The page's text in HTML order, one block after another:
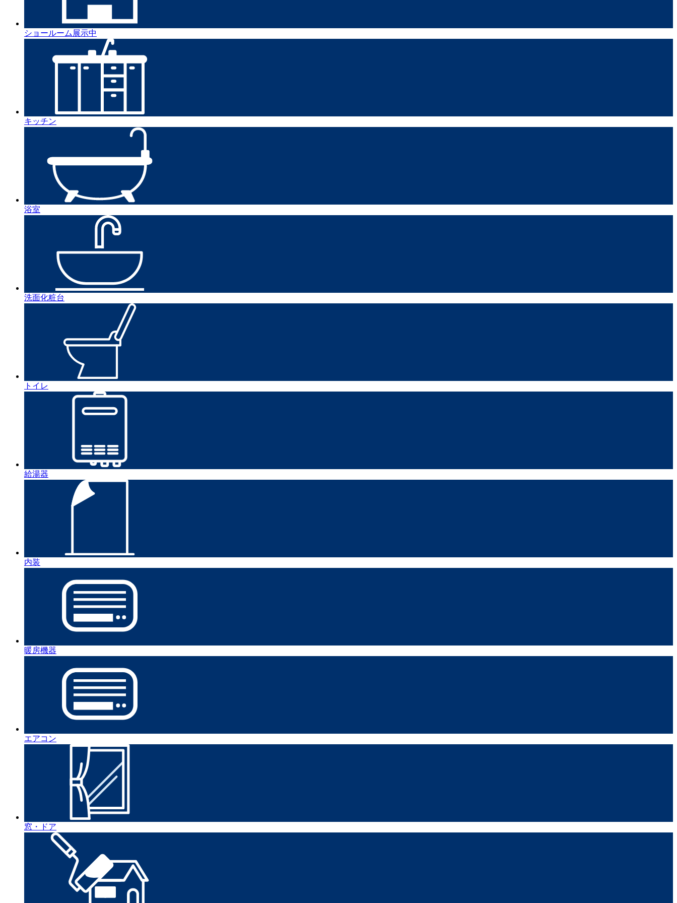
ショールーム展示中
キッチン
浴室
洗面化粧台
トイレ
給湯器
内装
暖房機器
エアコン
窓・ドア